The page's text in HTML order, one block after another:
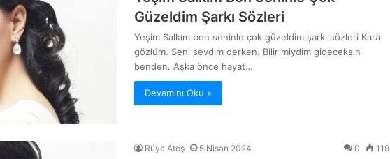
Güzeldim Şarkı Sözleri
Yeşim Salkım ben seninle çok güzeldim şarkı sözleri Kara
gözlüm. Seni sevdim derken. Bilir miydim gideceksin
benden. Aşka önce hayat…
Devamını Oku »
Rüya Ateş 5 Nisan 2024 0 119